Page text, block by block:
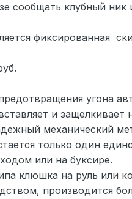
сообщать клубный ник
фиксированная
угона
и
механический
только один
или на буксире.
клюшка на руль или
производится